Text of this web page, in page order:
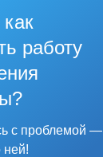
работу
с проблемой —
ней!